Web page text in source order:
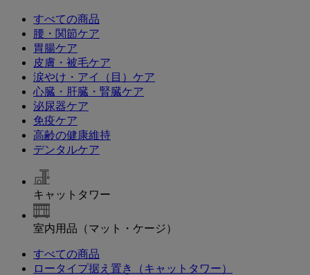
すべての商品
腰・関節ケア
胃腸ケア
皮膚・被毛ケア
涙やけ・アイ（目）ケア
心臓・肝臓・腎臓ケア
泌尿器ケア
免疫ケア
高齢の健康維持
デンタルケア
キャットタワー
室内用品（マット・ケージ）
すべての商品
ロータイプ据え置き（キャットタワー）